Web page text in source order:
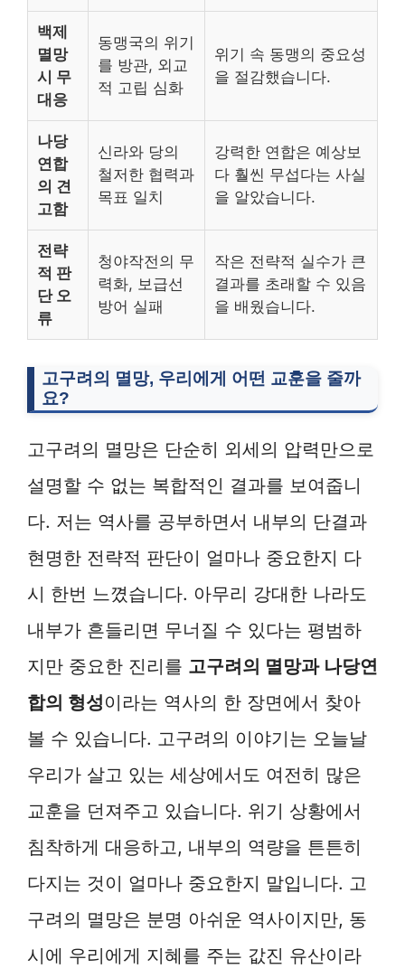
백제
멸망
시 무
대응
동맹국의 위기
를 방관, 외교
적 고립 심화
위기 속 동맹의 중요성
을 절감했습니다.
나당
연합
의 견
고함
신라와 당의
철저한 협력과
목표 일치
강력한 연합은 예상보
다 훨씬 무섭다는 사실
을 알았습니다.
전략
적 판
단 오
류
청야작전의 무
력화, 보급선
방어 실패
작은 전략적 실수가 큰
결과를 초래할 수 있음
을 배웠습니다.
고구려의 멸망, 우리에게 어떤 교훈을 줄까
요?
고구려의 멸망은 단순히 외세의 압력만으로
설명할 수 없는 복합적인 결과를 보여줍니
다. 저는 역사를 공부하면서 내부의 단결과
현명한 전략적 판단이 얼마나 중요한지 다
시 한번 느꼈습니다. 아무리 강대한 나라도
내부가 흔들리면 무너질 수 있다는 평범하
지만 중요한 진리를 고구려의 멸망과 나당연
합의 형성이라는 역사의 한 장면에서 찾아
볼 수 있습니다. 고구려의 이야기는 오늘날
우리가 살고 있는 세상에서도 여전히 많은
교훈을 던져주고 있습니다. 위기 상황에서
침착하게 대응하고, 내부의 역량을 튼튼히
다지는 것이 얼마나 중요한지 말입니다. 고
구려의 멸망은 분명 아쉬운 역사이지만, 동
시에 우리에게 지혜를 주는 값진 유산이라